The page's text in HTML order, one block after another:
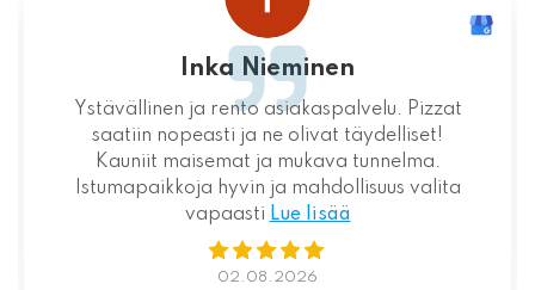
Inka Nieminen
Ystävällinen ja rento asiakaspalvelu. Pizzat
saatiin nopeasti ja ne olivat täydelliset!
Kauniit maisemat ja mukava tunnelma.
Istumapaikkoja hyvin ja mahdollisuus valita
vapaasti Lue lisää
02.08.2026